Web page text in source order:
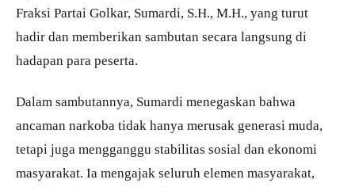
Fraksi Partai Golkar, Sumardi, S.H., M.H., yang turut
hadir dan memberikan sambutan secara langsung di
hadapan para peserta.
Dalam sambutannya, Sumardi menegaskan bahwa
ancaman narkoba tidak hanya merusak generasi muda,
tetapi juga mengganggu stabilitas sosial dan ekonomi
masyarakat. Ia mengajak seluruh elemen masyarakat,